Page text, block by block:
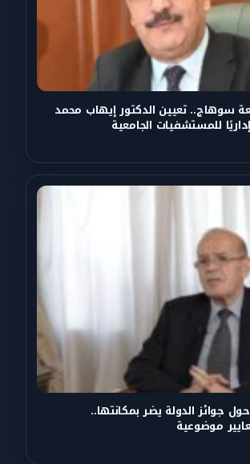
سوهاج.. تعيين الدكتور إيهاب محمد
للمستشفيات الجامعية
جوائز الدولة يضر بمكانتها..
موضوعية